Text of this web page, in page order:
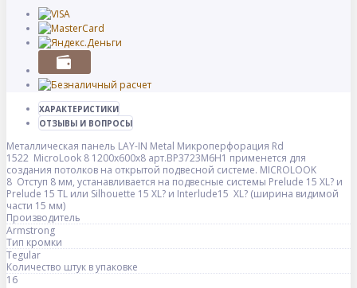
ХАРАКТЕРИСТИКИ
ОТЗЫВЫ И ВОПРОСЫ
Металлическая панель LAY-IN Metal Микроперфорация Rd
1522 MicroLook 8 1200x600x8 арт.BP3723M6H1 применется для
создания потолков на открытой подвесной системе. MICROLOOK
8 Отступ 8 мм, устанавливается на подвесные системы Prelude 15 XL? и
Prelude 15 TL или Silhouette 15 XL? и Interlude15 XL? (ширина видимой
части 15 мм)
Производитель
Armstrong
Тип кромки
Tegular
Количество штук в упаковке
16